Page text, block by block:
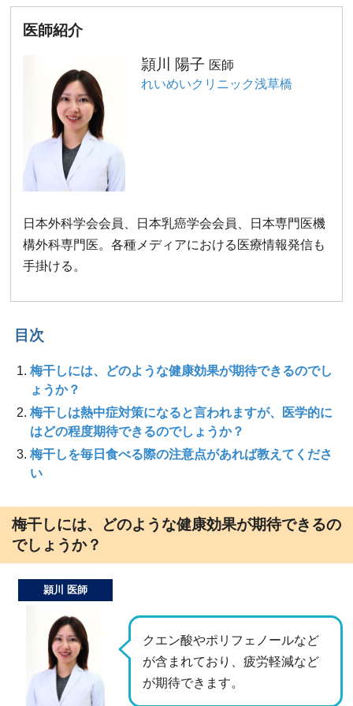
医師紹介
頴川 陽子 医師
れいめいクリニック浅草橋
日本外科学会会員、日本乳癌学会会員、日本専門医機
構外科専門医。各種メディアにおける医療情報発信も
手掛ける。
目次
梅干しには、どのような健康効果が期待できるのでし
ょうか？
梅干しは熱中症対策になると言われますが、医学的に
はどの程度期待できるのでしょうか？
梅干しを毎日食べる際の注意点があれば教えてくださ
い
梅干しには、どのような健康効果が期待できるの
でしょうか？
クエン酸やポリフェノールなど
が含まれており、疲労軽減など
が期待できます。
頴川 医師